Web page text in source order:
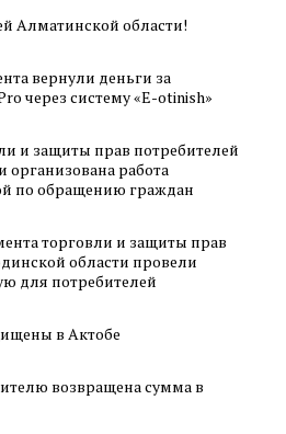
Алматинской области!
вернули деньги за
через систему «E-otinish»
и защиты прав потребителей
работа
по обращению граждан
торговли и защиты прав
области провели
для потребителей
в Актобе
возвращена сумма в